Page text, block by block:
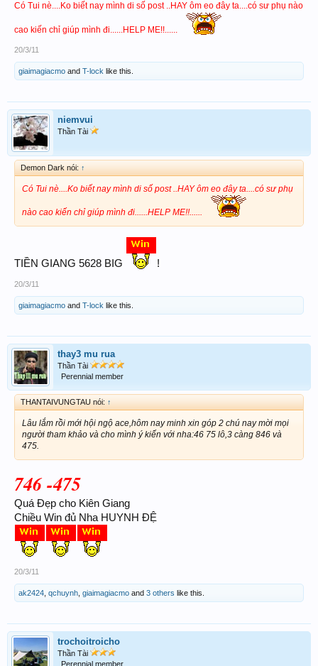
Có Tui nè....Ko biết nay mình di số post ..HAY ôm eo đây ta....có sư phụ nào
cao kiến chỉ giúp mình đi......HELP ME!!......
20/3/11
giaimagiacmo and T-lock like this.
niemvui
Thần Tài
Demon Dark nói: ↑
Có Tui nè....Ko biết nay mình di số post ..HAY ôm eo đây ta....có sư phụ
nào cao kiến chỉ giúp mình đi......HELP ME!!......
TIỀN GIANG 5628 BIG !
20/3/11
giaimagiacmo and T-lock like this.
thay3 mu rua
Thần Tài
Perennial member
THANTAIVUNGTAU nói: ↑
Lâu lắm rồi mới hội ngộ ace,hôm nay minh xin góp 2 chú nay mời mọi
người tham khảo và cho mình ý kiến với nha:46 75 lô,3 càng 846 và
475.
746 -475
Quá Đẹp cho Kiên Giang
Chiều Win đủ Nha HUYNH ĐỆ
20/3/11
ak2424 qchuynh giaimagiacmo and 3 others like this.
trochoitroicho
Thần Tài
Perennial member